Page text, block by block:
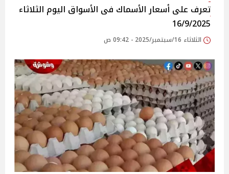
تعرف على أسعار الأسماك فى الأسواق‎‎ اليوم الثلاثاء
16/9/2025
الثلاثاء 16/سبتمبر/2025 - 09:42 ص